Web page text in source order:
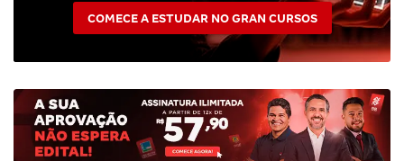
COMECE A ESTUDAR NO GRAN CURSOS